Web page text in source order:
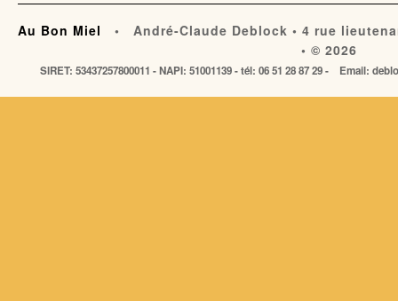
Au Bon Miel
• André-Claude Deblock • 4 rue
• © 2026
SIRET: 53437257800011 - NAPI: 51001139 - tél: 06 51 28 87 29 - Email: